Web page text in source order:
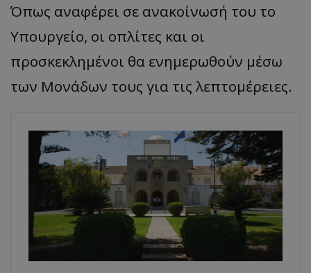
Όπως αναφέρει σε ανακοίνωσή του το
Υπουργείο, οι οπλίτες και οι
προσκεκλημένοι θα ενημερωθούν μέσω
των Μονάδων τους για τις λεπτομέρειες.